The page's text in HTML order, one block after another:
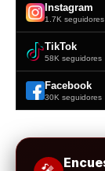
Instagram
1.7K seguidores
TikTok
58K seguidores
Facebook
30K seguidores